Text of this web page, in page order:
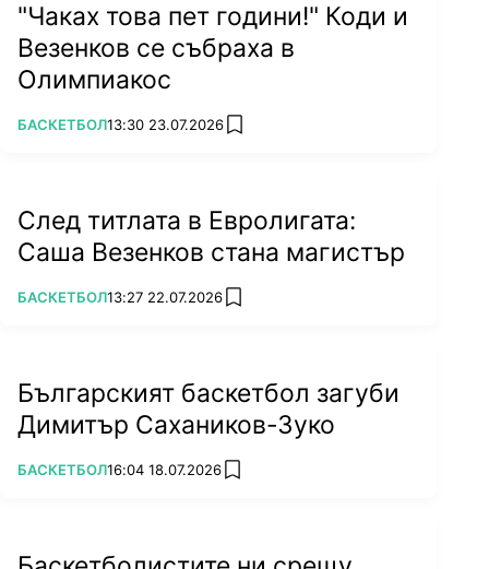
"Чаках това пет години!" Коди и
Везенков се събраха в
Олимпиакос
ПОВЕЧЕ ОТ
БАСКЕТБОЛ13:30 23.07.2026 add favorites
След титлата в Евролигата:
Саша Везенков стана магистър
ПОВЕЧЕ ОТ
БАСКЕТБОЛ13:27 22.07.2026 add favorites
Българският баскетбол загуби
Димитър Сахаников-Зуко
ПОВЕЧЕ ОТ
БАСКЕТБОЛ16:04 18.07.2026 add favorites